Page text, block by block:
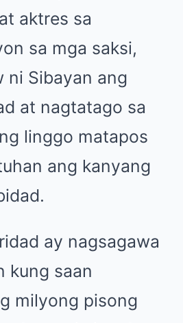
aktres sa
sa mga saksi,
ni Sibayan ang
at nagtatago sa
linggo matapos
ang kanyang
ay nagsagawa
kung saan
milyong pisong